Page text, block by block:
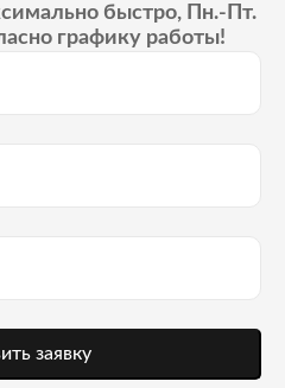
быстро, Пн.-Пт.
графику работы!
заявку